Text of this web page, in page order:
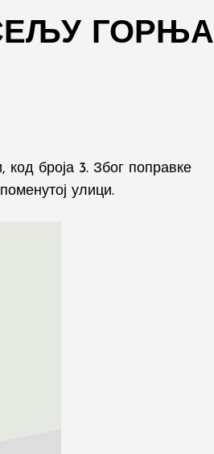
ГОРЊА
код броја 3. Због поправке
улици.